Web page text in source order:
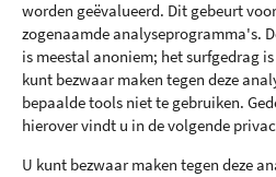
worden geëvalueerd. Dit gebeurt
zogenaamde analyseprogramma's.
is meestal anoniem; het surfgedrag
kunt bezwaar maken tegen deze
bepaalde tools niet te gebruiken.
hierover vindt u in de volgende
U kunt bezwaar maken tegen deze